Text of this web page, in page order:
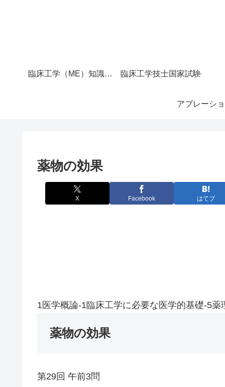
臨床工学（ME）知識マップ｜サイト全体の目次 臨床工学技士国家試験
アブレーシ
薬物の効果
X Facebook はてブ
1医学概論-1臨床工学に必要な医学的基礎-5
薬物の効果
第29回 午前3問